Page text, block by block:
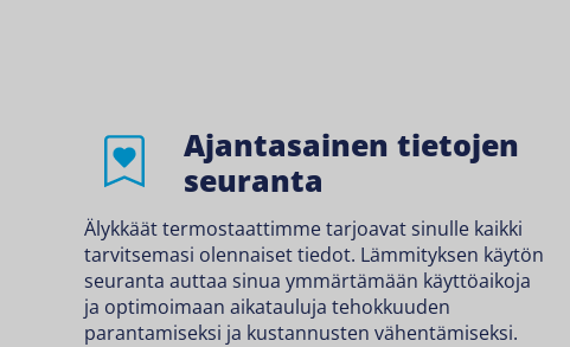
Ajantasainen tietojen
seuranta
Älykkäät termostaattimme tarjoavat sinulle kaikki
tarvitsemasi olennaiset tiedot. Lämmityksen käytön
seuranta auttaa sinua ymmärtämään käyttöaikoja
ja optimoimaan aikatauluja tehokkuuden
parantamiseksi ja kustannusten vähentämiseksi.